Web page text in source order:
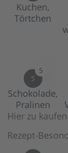
Kuchen,
Törtchen
S
5
Schokolade,
Pralinen
Hier zu kaufen
Rezept-